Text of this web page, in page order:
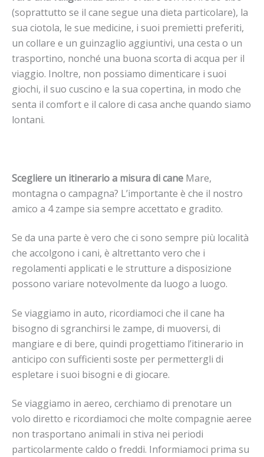
(soprattutto se il cane segue una dieta particolare), la
sua ciotola, le sue medicine, i suoi premietti preferiti,
un collare e un guinzaglio aggiuntivi, una cesta o un
trasportino, nonché una buona scorta di acqua per il
viaggio. Inoltre, non possiamo dimenticare i suoi
giochi, il suo cuscino e la sua copertina, in modo che
senta il comfort e il calore di casa anche quando siamo
lontani.
Scegliere un itinerario a misura di cane Mare,
montagna o campagna? L’importante è che il nostro
amico a 4 zampe sia sempre accettato e gradito.
Se da una parte è vero che ci sono sempre più località
che accolgono i cani, è altrettanto vero che i
regolamenti applicati e le strutture a disposizione
possono variare notevolmente da luogo a luogo.
Se viaggiamo in auto, ricordiamoci che il cane ha
bisogno di sgranchirsi le zampe, di muoversi, di
mangiare e di bere, quindi progettiamo l’itinerario in
anticipo con sufficienti soste per permettergli di
espletare i suoi bisogni e di giocare.
Se viaggiamo in aereo, cerchiamo di prenotare un
volo diretto e ricordiamoci che molte compagnie aeree
non trasportano animali in stiva nei periodi
particolarmente caldo o freddi. Informiamoci prima su